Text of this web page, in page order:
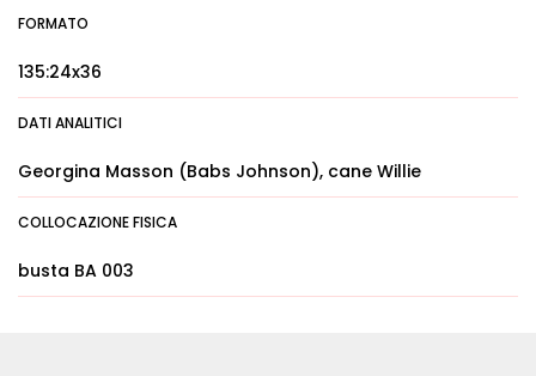
FORMATO
135:24x36
DATI ANALITICI
Georgina Masson (Babs Johnson), cane Willie
COLLOCAZIONE FISICA
busta BA 003